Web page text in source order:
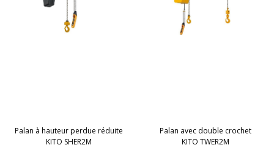
Palan à hauteur perdue réduite
KITO SHER2M
Palan avec double crochet
KITO TWER2M